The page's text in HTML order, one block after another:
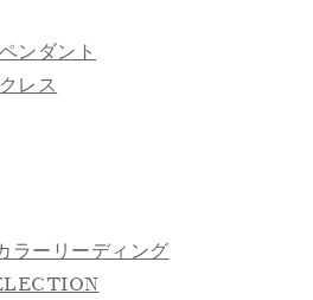
ンダント
レス
ラーリーディング